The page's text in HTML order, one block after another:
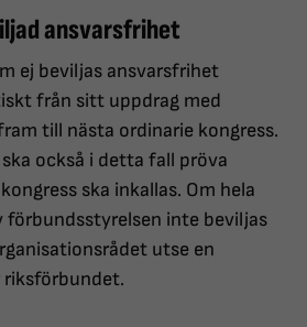
ansvarsfrihet
ej beviljas ansvarsfrihet
från sitt uppdrag med
till nästa ordinarie kongress.
också i detta fall pröva
ska inkallas. Om hela
förbundsstyrelsen inte beviljas
utse en